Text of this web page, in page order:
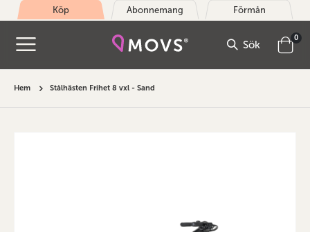
Köp Abonnemang Förmån
Sök Cart
0
Hem Stålhästen Frihet 8 vxl - Sand